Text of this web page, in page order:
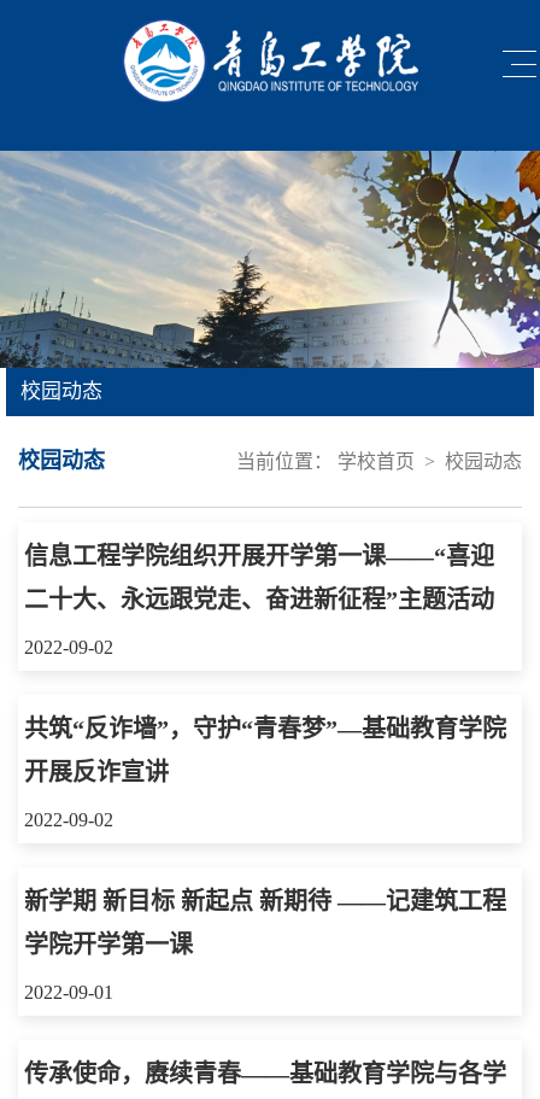
校园动态
当前位置： 学校首页 > 校园动态
校园动态
信息工程学院组织开展开学第一课——“喜迎
二十大、永远跟党走、奋进新征程”主题活动
2022-09-02
共筑“反诈墙”，守护“青春梦”—基础教育学院
开展反诈宣讲
2022-09-02
新学期 新目标 新起点 新期待 ——记建筑工程
学院开学第一课
2022-09-01
传承使命，赓续青春——基础教育学院与各学